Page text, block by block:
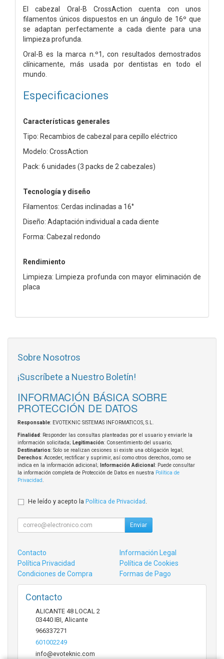
El cabezal Oral-B CrossAction cuenta con unos
filamentos únicos dispuestos en un ángulo de 16º que
se adaptan perfectamente a cada diente para una
limpieza profunda.
Oral-B es la marca n.º1, con resultados demostrados
clínicamente, más usada por dentistas en todo el
mundo.
Especificaciones
Características generales
Tipo: Recambios de cabezal para cepillo eléctrico
Modelo: CrossAction
Pack: 6 unidades (3 packs de 2 cabezales)
Tecnología y diseño
Filamentos: Cerdas inclinadas a 16°
Diseño: Adaptación individual a cada diente
Forma: Cabezal redondo
Rendimiento
Limpieza: Limpieza profunda con mayor eliminación de
placa
Sobre Nosotros
¡Suscríbete a Nuestro Boletín!
INFORMACIÓN BÁSICA SOBRE
PROTECCIÓN DE DATOS
Responsable: EVOTEKNIC SISTEMAS INFORMATICOS, S.L.
Finalidad: Responder las consultas planteadas por el usuario y enviarle la
información solicitada; Legitimación: Consentimiento del usuario;
Destinatarios: Solo se realizan cesiones si existe una obligación legal;
Derechos: Acceder, rectificar y suprimir, así como otros derechos, como se
indica en la información adicional;
Información Adicional : Puede consultar
la información completa de Protección de Datos en nuestra Política de
Privacidad
He leído y acepto la Política de Privacidad
Enviar
Contacto
Información Legal
Política Privacidad
Política de Cookies
Condiciones de Compra
Formas de Pago
Contacto
ALICANTE 48 LOCAL 2
03440 IBI Alicante
966337271
601002249
info@evoteknic.com